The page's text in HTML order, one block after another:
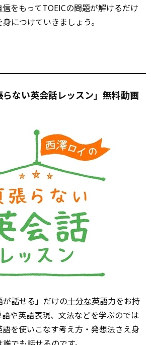
信をもってTOEICの問題が解けるだけ
につけていきましょう。
ない英会話レッスン」無料動画
話せる」だけの十分な英語力をお持
や英語表現、文法などを学ぶのでは
を使いこなす考え方・発想法さえ身